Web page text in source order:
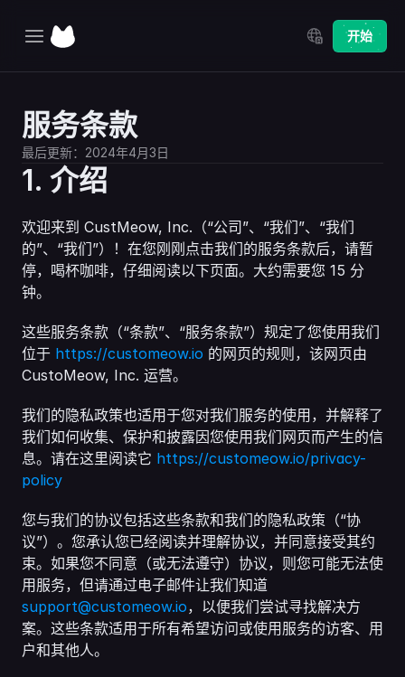
Select Language
开始
探索
定价
服务条款
最后更新：2024年4月3日
1. 介绍
欢迎来到 CustMeow, Inc.（“公司”、“我们”、“我们
的”、“我们”）！在您刚刚点击我们的服务条款后，请暂
停，喝杯咖啡，仔细阅读以下页面。大约需要您 15 分
钟。
这些服务条款（“条款”、“服务条款”）规定了您使用我们
位于 https://customeow.io 的网页的规则，该网页由
CustoMeow, Inc. 运营。
我们的隐私政策也适用于您对我们服务的使用，并解释了
我们如何收集、保护和披露因您使用我们网页而产生的信
息。请在这里阅读它 https://customeow.io/privacy-
policy
您与我们的协议包括这些条款和我们的隐私政策（“协
议”）。您承认您已经阅读并理解协议，并同意接受其约
束。如果您不同意（或无法遵守）协议，则您可能无法使
support@customeow.io，以便我们尝试寻找解决方
案。这些条款适用于所有希望访问或使用服务的访客、用
户和其他人。